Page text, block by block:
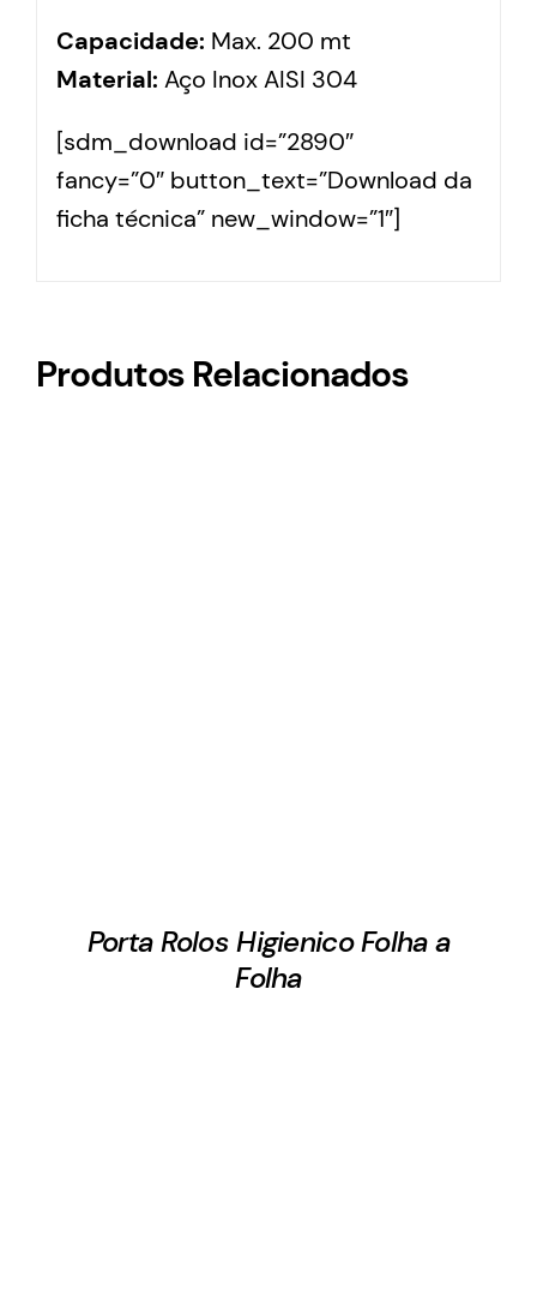
Capacidade: Max. 200 mt
Material: Aço Inox AISI 304
[sdm_download id=”2890″
fancy=”0″ button_text=”Download da
ficha técnica” new_window=”1″]
Produtos Relacionados
Porta Rolos Higienico Folha a
Folha